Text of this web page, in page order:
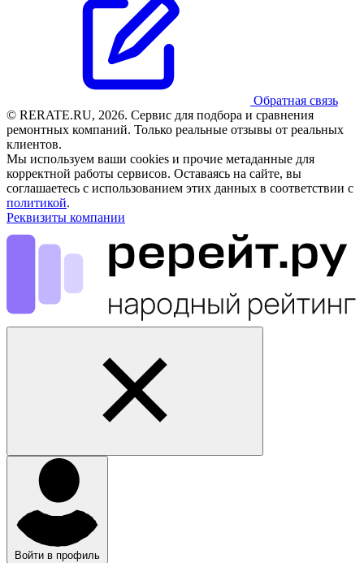
Обратная связь
© RERATE.RU, 2026. Сервис для подбора и сравнения
ремонтных компаний. Только реальные отзывы от реальных
клиентов.
Мы используем ваши cookies и прочие метаданные для
корректной работы сервисов. Оставаясь на сайте, вы
соглашаетесь с использованием этих данных в соответствии с
политикой.
Реквизиты компании
Войти в профиль